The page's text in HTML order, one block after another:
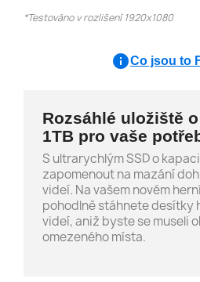
*Testováno v rozlišení 1920x1080
infoCo jsou to
Rozsáhlé uložiště
1TB pro vaše
S ultrarychlým SSD o
zapomenout na mazání
videí. Na vašem novém
pohodlně stáhnete desítky
videí, aniž byste se museli
omezeného místa.